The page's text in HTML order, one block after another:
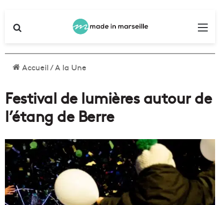
Accueil/A la Une
Festival de lumières autour de
l’étang de Berre